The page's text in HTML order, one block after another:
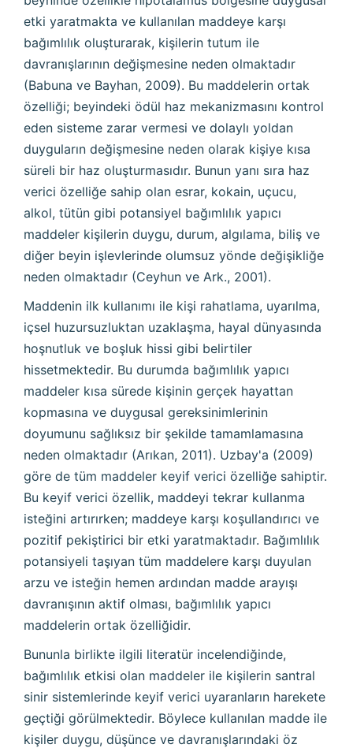
etki yaratmakta ve kullanılan maddeye karşı
bağımlılık oluşturarak, kişilerin tutum ile
davranışlarının değişmesine neden olmaktadır
(Babuna ve Bayhan, 2009). Bu maddelerin ortak
özelliği; beyindeki ödül haz mekanizmasını kontrol
eden sisteme zarar vermesi ve dolaylı yoldan
duyguların değişmesine neden olarak kişiye kısa
süreli bir haz oluşturmasıdır. Bunun yanı sıra haz
verici özelliğe sahip olan esrar, kokain, uçucu,
alkol, tütün gibi potansiyel bağımlılık yapıcı
maddeler kişilerin duygu, durum, algılama, biliş ve
diğer beyin işlevlerinde olumsuz yönde değişikliğe
neden olmaktadır (Ceyhun ve Ark., 2001).
Maddenin ilk kullanımı ile kişi rahatlama, uyarılma,
içsel huzursuzluktan uzaklaşma, hayal dünyasında
hoşnutluk ve boşluk hissi gibi belirtiler
hissetmektedir. Bu durumda bağımlılık yapıcı
maddeler kısa sürede kişinin gerçek hayattan
kopmasına ve duygusal gereksinimlerinin
doyumunu sağlıksız bir şekilde tamamlamasına
neden olmaktadır (Arıkan, 2011). Uzbay'a (2009)
göre de tüm maddeler keyif verici özelliğe sahiptir.
Bu keyif verici özellik, maddeyi tekrar kullanma
isteğini artırırken; maddeye karşı koşullandırıcı ve
pozitif pekiştirici bir etki yaratmaktadır. Bağımlılık
potansiyeli taşıyan tüm maddelere karşı duyulan
arzu ve isteğin hemen ardından madde arayışı
davranışının aktif olması, bağımlılık yapıcı
maddelerin ortak özelliğidir.
Bununla birlikte ilgili literatür incelendiğinde,
bağımlılık etkisi olan maddeler ile kişilerin santral
sinir sistemlerinde keyif verici uyaranların harekete
geçtiği görülmektedir. Böylece kullanılan madde ile
kişiler duygu, düşünce ve davranışlarındaki öz